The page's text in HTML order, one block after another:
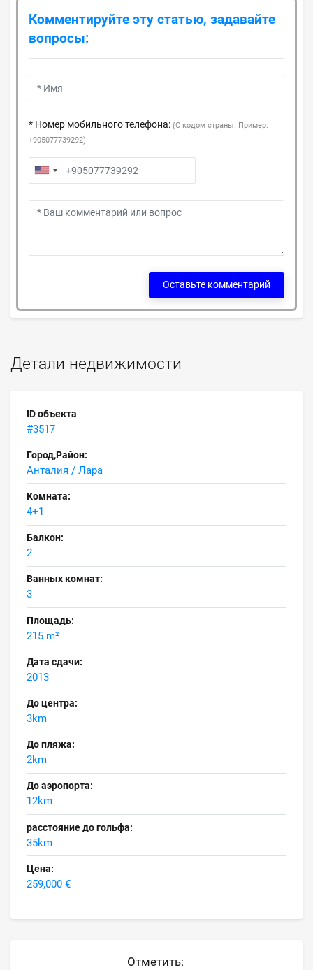
Детали недвижимости
ID объекта
#3517
Город,Район:
Анталия / Лара
Комната:
4+1
Балкон:
2
Ванных комнат:
3
Площадь:
215 m²
Дата сдачи:
2013
До центра:
3km
До пляжа:
2km
До аэропорта:
12km
расстояние до гольфа:
35km
Цена:
259,000 €
Отметить:
Комментируйте эту статью, задавайте
вопросы:
* Номер мобильного телефона: (С кодом страны. Пример:
+905077739292)
Оставьте комментарий